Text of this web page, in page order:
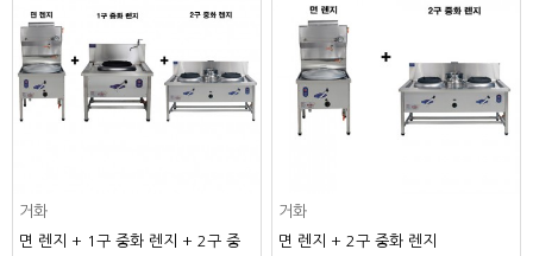
거화
면 렌지 + 1구 중화 렌지 + 2구 중
거화
면 렌지 + 2구 중화 렌지